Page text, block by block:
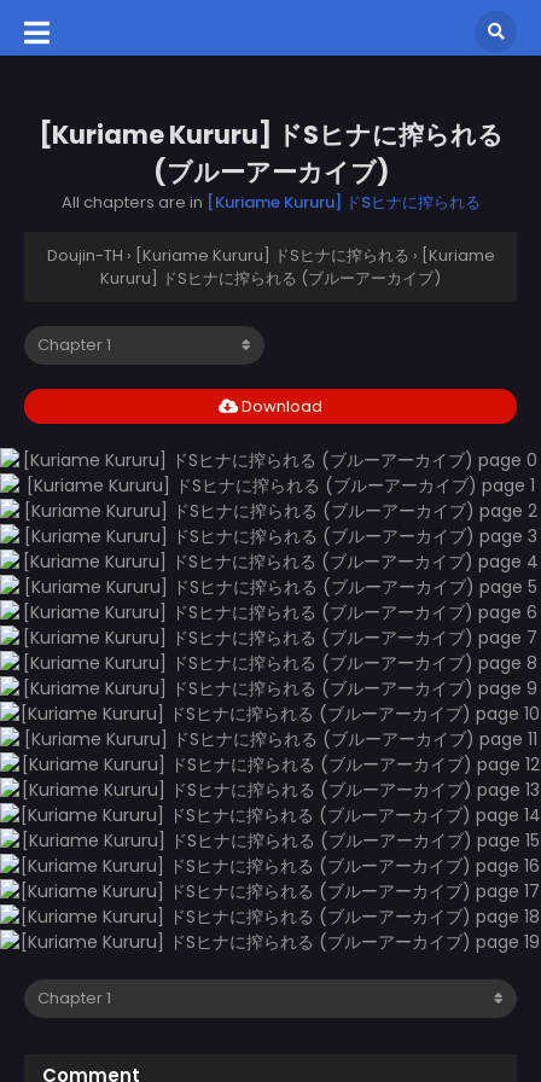
[Kuriame Kururu] ドSヒナに搾られる
(ブルーアーカイブ)
All chapters are in [Kuriame Kururu] ドSヒナに搾られる
Doujin-TH › [Kuriame Kururu] ドSヒナに搾られる › [Kuriame
Kururu] ドSヒナに搾られる (ブルーアーカイブ)
Download
Comment